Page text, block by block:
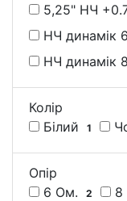
5,25" НЧ
НЧ динамік
НЧ динамік
Колір
Білий
1
Опір
6 Ом.
2 8